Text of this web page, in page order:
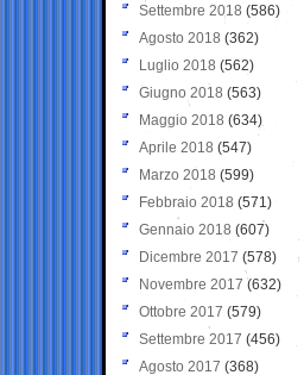
Settembre 2018 (586)
Agosto 2018 (362)
Luglio 2018 (562)
Giugno 2018 (563)
Maggio 2018 (634)
Aprile 2018 (547)
Marzo 2018 (599)
Febbraio 2018 (571)
Gennaio 2018 (607)
Dicembre 2017 (578)
Novembre 2017 (632)
Ottobre 2017 (579)
Settembre 2017 (456)
Agosto 2017 (368)